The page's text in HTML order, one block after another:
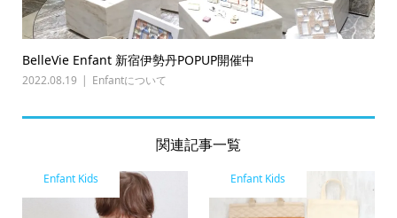
BelleVie Enfant 新宿伊勢丹POPUP開催中
2022.08.19 Enfantについて
関連記事一覧
Enfant Kids Enfant Kids